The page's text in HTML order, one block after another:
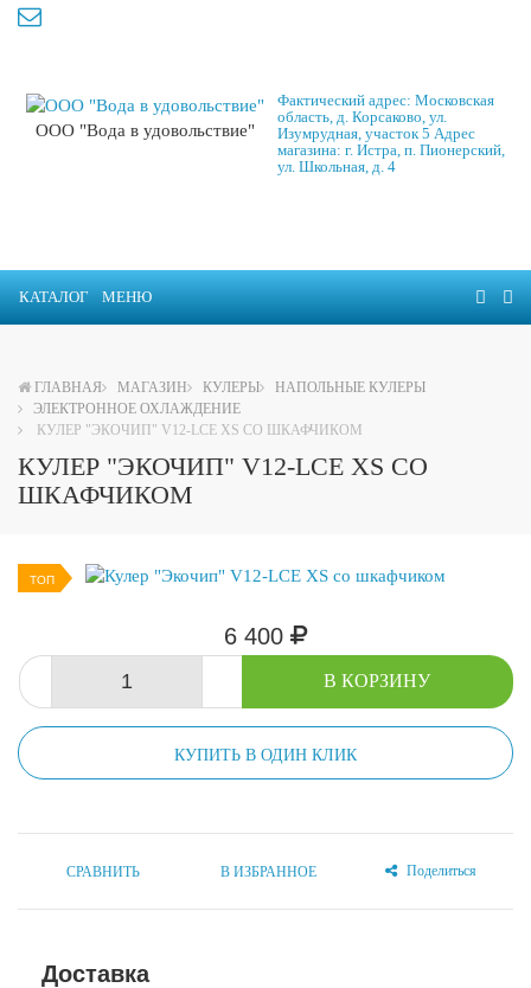
ООО "Вода в удовольствие"
Фактический адрес: Московская
область, д. Корсаково, ул.
Изумрудная, участок 5 Адрес
магазина: г. Истра, п. Пионерский,
ул. Школьная, д. 4
КАТАЛОГ МЕНЮ
ГЛАВНАЯ МАГАЗИН КУЛЕРЫ
НАПОЛЬНЫЕ КУЛЕРЫ
ЭЛЕКТРОННОЕ ОХЛАЖДЕНИЕ
КУЛЕР "ЭКОЧИП" V12-LCE XS СО ШКАФЧИКОМ
КУЛЕР "ЭКОЧИП" V12-LCE XS СО
ШКАФЧИКОМ
ТОП
6 400
В КОРЗИНУ
КУПИТЬ В ОДИН КЛИК
СРАВНИТЬ В ИЗБРАННОЕ Поделиться
Доставка